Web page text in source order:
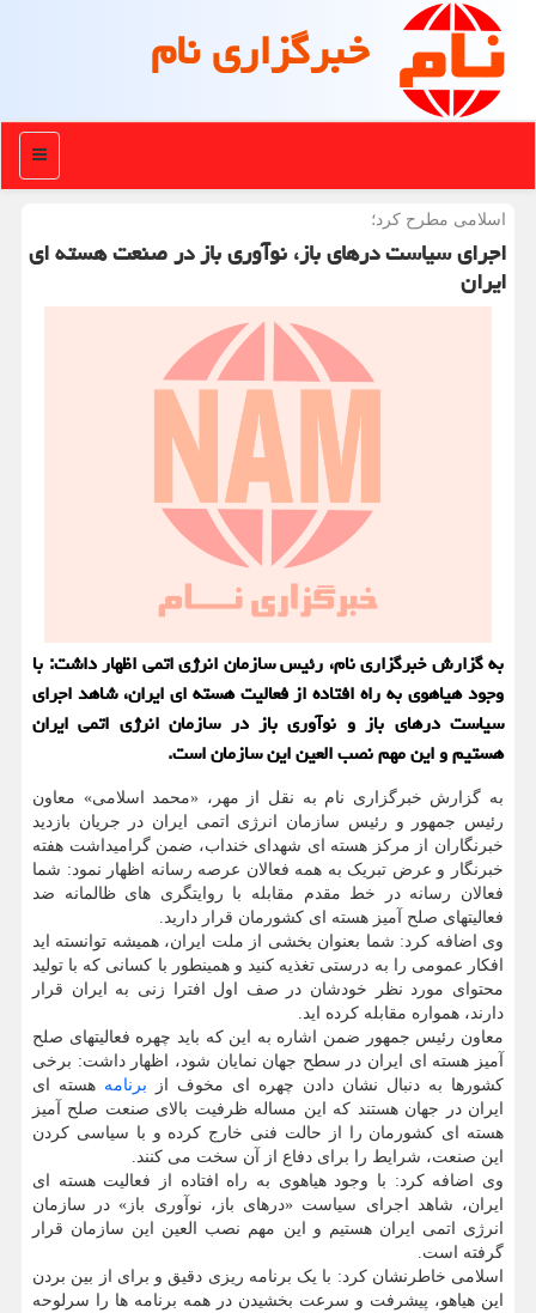
خبرگزاری نام
منو
اسلامی مطرح كرد؛
اجرای سیاست درهای باز، نوآوری باز در صنعت هسته ای
ایران
به گزارش خبرگزاری نام، رئیس سازمان انرژی اتمی اظهار داشت: با
وجود هیاهوی به راه افتاده از فعالیت هسته ای ایران، شاهد اجرای
سیاست درهای باز و نوآوری باز در سازمان انرژی اتمی ایران
هستیم و این مهم نصب العین این سازمان است.
به گزارش خبرگزاری نام به نقل از مهر، «محمد اسلامی» معاون
رئیس جمهور و رئیس سازمان انرژی اتمی ایران در جریان بازدید
خبرنگاران از مرکز هسته ای شهدای خنداب، ضمن گرامیداشت هفته
خبرنگار و عرض تبریک به همه فعالان عرصه رسانه اظهار نمود: شما
فعالان رسانه در خط مقدم مقابله با روایتگری های ظالمانه ضد
فعالیتهای صلح آمیز هسته ای کشورمان قرار دارید.
وی اضافه کرد: شما بعنوان بخشی از ملت ایران، همیشه توانسته اید
افکار عمومی را به درستی تغذیه کنید و همینطور با کسانی که با تولید
محتوای مورد نظر خودشان در صف اول افترا زنی به ایران قرار
دارند، همواره مقابله کرده اید.
معاون رئیس جمهور ضمن اشاره به این که باید چهره فعالیتهای صلح
آمیز هسته ای ایران در سطح جهان نمایان شود، اظهار داشت: برخی
کشورها به دنبال نشان دادن چهره ای مخوف از برنامه هسته ای
ایران در جهان هستند که این مساله ظرفیت بالای صنعت صلح آمیز
هسته ای کشورمان را از حالت فنی خارج کرده و با سیاسی کردن
این صنعت، شرایط را برای دفاع از آن سخت می کنند.
وی اضافه کرد: با وجود هیاهوی به راه افتاده از فعالیت هسته ای
ایران، شاهد اجرای سیاست «درهای باز، نوآوری باز» در سازمان
انرژی اتمی ایران هستیم و این مهم نصب العین این سازمان قرار
گرفته است.
اسلامی خاطرنشان کرد: با یک برنامه ریزی دقیق و برای از بین بردن
این هیاهو، پیشرفت و سرعت بخشیدن در همه برنامه ها را سرلوحه